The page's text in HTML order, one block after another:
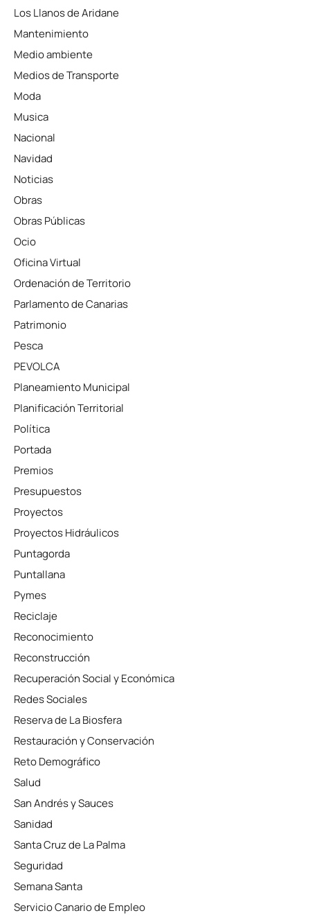
Los Llanos de Aridane
Mantenimiento
Medio ambiente
Medios de Transporte
Moda
Musica
Nacional
Navidad
Noticias
Obras
Obras Públicas
Ocio
Oficina Virtual
Ordenación de Territorio
Parlamento de Canarias
Patrimonio
Pesca
PEVOLCA
Planeamiento Municipal
Planificación Territorial
Política
Portada
Premios
Presupuestos
Proyectos
Proyectos Hidráulicos
Puntagorda
Puntallana
Pymes
Reciclaje
Reconocimiento
Reconstrucción
Recuperación Social y Económica
Redes Sociales
Reserva de La Biosfera
Restauración y Conservación
Reto Demográfico
Salud
San Andrés y Sauces
Sanidad
Santa Cruz de La Palma
Seguridad
Semana Santa
Servicio Canario de Empleo